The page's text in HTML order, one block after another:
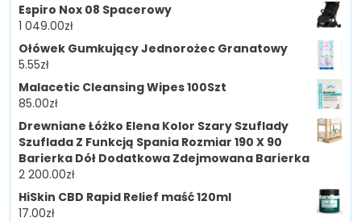
Espiro Nox 08 Spacerowy
1 049.00zł
Ołówek Gumkujący Jednorożec Granatowy
5.55zł
Malacetic Cleansing Wipes 100Szt
85.00zł
Drewniane Łóżko Elena Kolor Szary Szuflady
Szuflada Z Funkcją Spania Rozmiar 190 X 90
Barierka Dół Dodatkowa Zdejmowana Barierka
2 200.00zł
HiSkin CBD Rapid Relief maść 120ml
17.00zł